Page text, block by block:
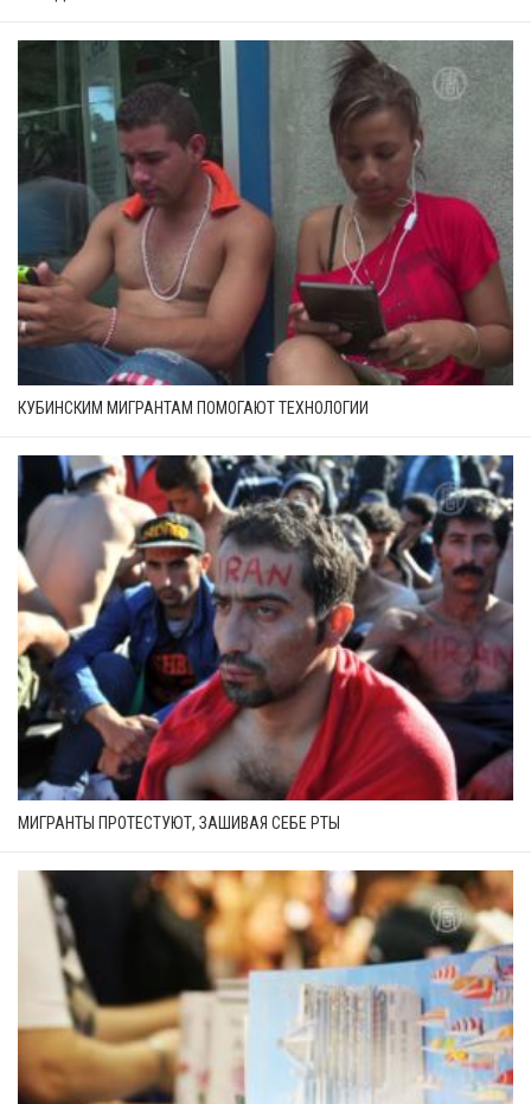
КУБИНСКИМ МИГРАНТАМ ПОМОГАЮТ ТЕХНОЛОГИИ
МИГРАНТЫ ПРОТЕСТУЮТ, ЗАШИВАЯ СЕБЕ РТЫ